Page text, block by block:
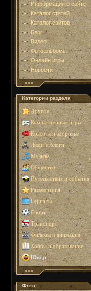
Информация о сайте
Каталог статей
Каталог сайтов
Блог
Видео
Фотоальбомы
Онлайн игры
Новости
Категории раздела
Другое
Компьютерные игры
Красота и здоровье
Люди и блоги
Музыка
Общество
Путешествия и события
Развлечения
Сериалы
Спорт
Транспорт
Фильмы и анимация
Хобби и образование
Юмор
Фото